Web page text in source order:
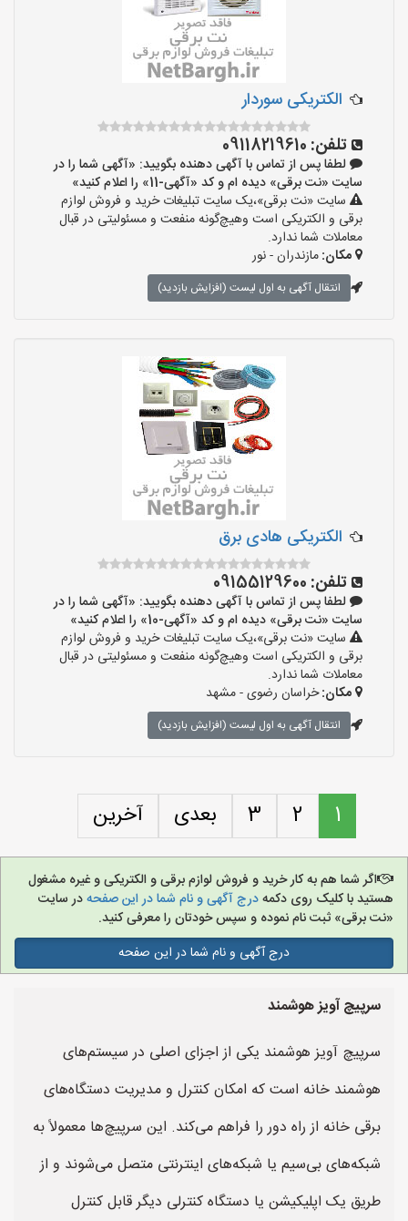
الکتریکی سوردار
تلفن: 09118219610
لطفا پس از تماس با آگهی دهنده بگویید: «آگهی شما را در
سایت «نت برقی» دیده ام و کد «آگهی-11» را اعلام کنید»
سایت «نت برقی»،یک سایت تبلیغات خرید و فروش لوازم
برقی و الکتریکی است وهیچ‌گونه منفعت و مسئولیتی در قبال
معاملات شما ندارد.
مکان:مازندران - نور
انتقال آگهی به اول لیست (افزایش بازدید)
الکتریکی هادی برق
تلفن: 09155129600
لطفا پس از تماس با آگهی دهنده بگویید: «آگهی شما را در
سایت «نت برقی» دیده ام و کد «آگهی-10» را اعلام کنید»
سایت «نت برقی»،یک سایت تبلیغات خرید و فروش لوازم
برقی و الکتریکی است وهیچ‌گونه منفعت و مسئولیتی در قبال
معاملات شما ندارد.
مکان:خراسان رضوی - مشهد
انتقال آگهی به اول لیست (افزایش بازدید)
1
2
3 بعدی آخرین
اگر شما هم به کار خرید و فروش لوازم برقی و الکتریکی و غیره مشغول
هستید با کلیک روی دکمهدرج آگهی و نام شما در این صفحهدر سایت
«نت برقی» ثبت نام نموده و سپس خودتان را معرفی کنید.
درج آگهی و نام شما در این صفحه
سرپیچ آویز هوشمند
سرپیچ آویز هوشمند یکی از اجزای اصلی در سیستم‌های
هوشمند خانه است که امکان کنترل و مدیریت دستگاه‌های
برقی خانه از راه دور را فراهم می‌کند. این سرپیچ‌ها معمولاً به
شبکه‌های بی‌سیم یا شبکه‌های اینترنتی متصل می‌شوند و از
طریق یک اپلیکیشن یا دستگاه کنترلی دیگر قابل کنترل